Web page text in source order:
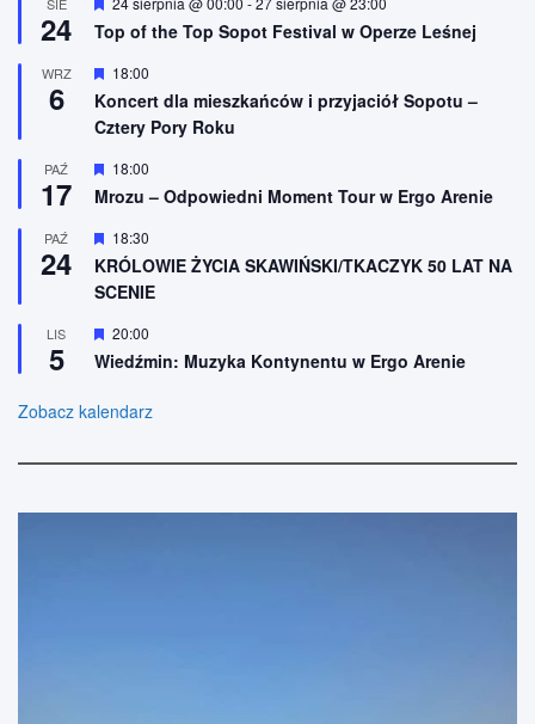
e
ż
n
o
n
e
24
r
ż
n
o
e
Top of the Top Sopot Festival w Operze Leśnej
WRZ
6
W
r
ó
n
o
e
18:00
Koncert dla mieszkańców i przyjaciół Sopotu –
Cztery Pory Roku
PAŹ
17
W
r
ż
n
i
o
e
18:00
Mrozu – Odpowiedni Moment Tour w Ergo Arenie
PAŹ
24
W
y
r
ó
n
i
o
e
18:30
KRÓLOWIE ŻYCIA SKAWIŃSKI/TKACZYK 50 LAT NA
SCENIE
LIS
5
W
y
r
ż
o
20:00
Wiedźmin: Muzyka Kontynentu w Ergo Arenie
Zobacz kalendarz